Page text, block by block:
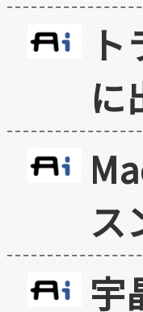
に
ス
宇